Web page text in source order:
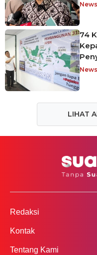
News
74
News
LIHAT
Redaksi
Kontak
Tentang Kami